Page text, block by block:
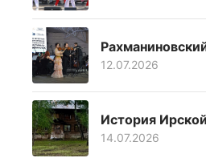
12.07.2026
История
14.07.2026